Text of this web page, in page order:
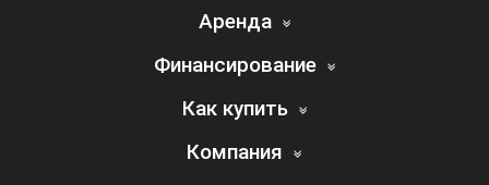
Аренда
Финансирование
Как купить
Компания